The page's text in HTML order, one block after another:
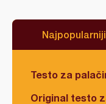
Najpopularniji
Testo za
Original testo